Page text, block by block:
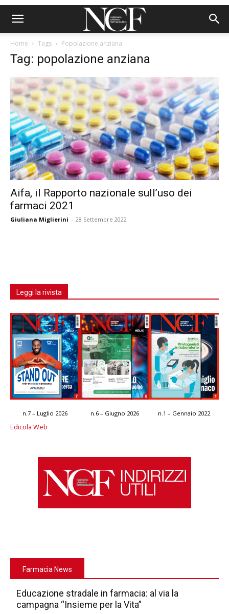
Home Tags Popolazione anziana
Tag: popolazione anziana
Aifa, il Rapporto nazionale sull’uso dei
farmaci 2021
Giuliana Miglierini - 28 Settembre 2022
Leggi la rivista
n.7 – Luglio 2026 n.6 – Giugno 2026 n.1 – Gennaio 2022
Edicola Web
Farmacia News
Educazione stradale in farmacia: al via la
campagna “Insieme per la Vita”